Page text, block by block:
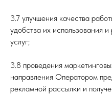
3.7 улучшения качества
удобства их использования
услуг;
3.8 проведения
направления Оператором
рекламной рассылки и